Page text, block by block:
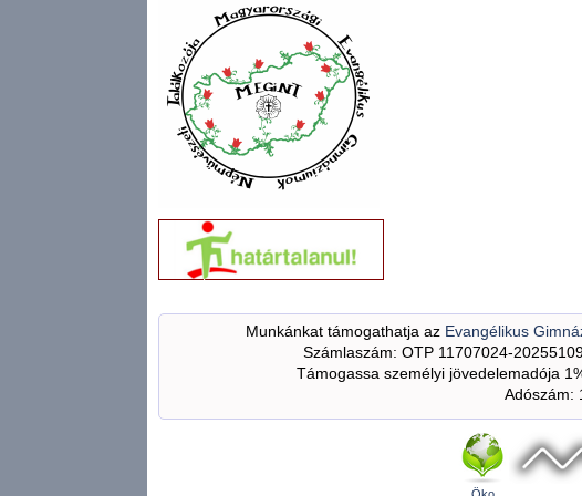
Munkánkat támogathatja az Evangélikus
Számlaszám: OTP 11707024-
Támogassa személyi jövedelemadója
Adószám: